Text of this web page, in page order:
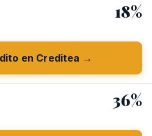
18%
en Creditea →
36%